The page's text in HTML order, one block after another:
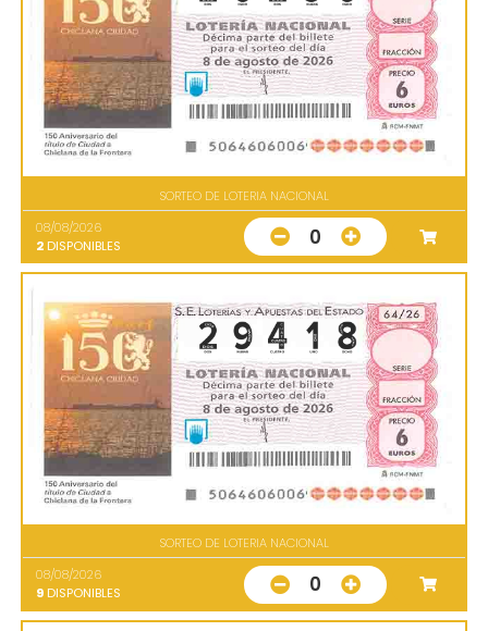
SORTEO DE LOTERIA NACIONAL
08/08/2026
2 DISPONIBLES 0
SORTEO DE LOTERIA NACIONAL
08/08/2026
9 DISPONIBLES 0